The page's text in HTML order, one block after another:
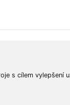
s cílem